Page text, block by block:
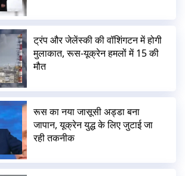
ट्रंप और जेलेंस्की की वॉशिंगटन में होगी
मुलाकात, रूस-यूक्रेन हमलों में 15 की
मौत
रूस का नया जासूसी अड्डा बना
जापान, यूक्रेन युद्ध के लिए जुटाई जा
रही तकनीक